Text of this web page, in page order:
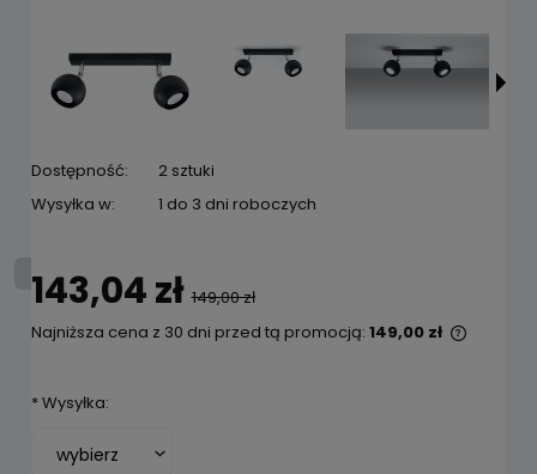
Dostępność:
2 sztuki
Wysyłka w:
1 do 3 dni roboczych
143,04 zł 149,00 zł
Najniższa cena z 30 dni przed tą promocją: 149,00 zł
*Wysyłka: